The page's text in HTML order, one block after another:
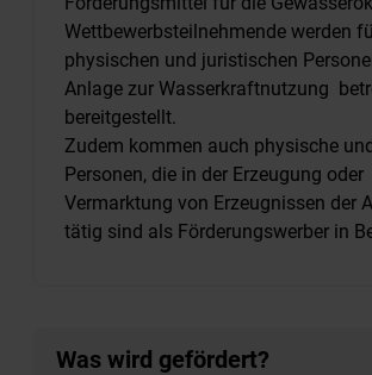
Wettbewerbsteilnehmende werden
physischen und juristischen
Anlage zur Wasserkraftnutzung
bereitgestellt.
Zudem kommen auch physische
Personen, die in der Erzeugung oder
Vermarktung von Erzeugnissen der
tätig sind als Förderungswerber in
Was wird gefördert?